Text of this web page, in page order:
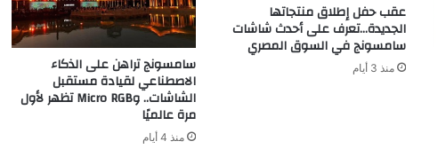
عقب حفل إطلاق منتجاتها
الجديدة…تعرف على أحدث شاشات
سامسونج في السوق المصري
منذ 3 أيام سامسونج تراهن على الذكاء
الاصطناعي لقيادة مستقبل
الشاشات.. وMicro RGB تظهر لأول
مرة عالميًا
منذ 4 أيام